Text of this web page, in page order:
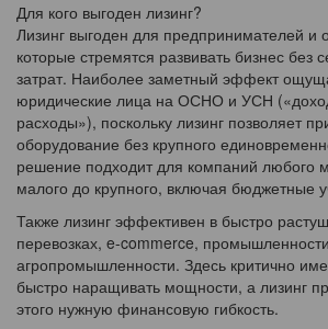
Для кого выгоден лизинг?
Лизинг выгоден для предпринимателей и
которые стремятся развивать бизнес без
затрат. Наиболее заметный эффект
юридические лица на ОСНО и УСН
расходы»), поскольку лизинг позволяет
оборудование без крупного
решение подходит для компаний любого
малого до крупного, включая бюджетные
Также лизинг эффективен в быстро
перевозках, e-commerce,
агропромышленности. Здесь критично
быстро наращивать мощности, а лизинг
этого нужную финансовую гибкость.